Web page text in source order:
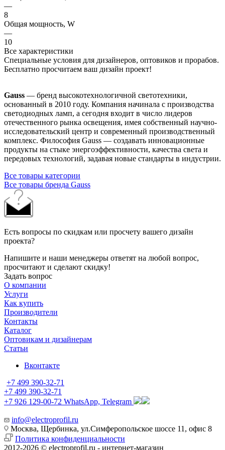
—
8
Общая мощность, W
—
10
Все характеристики
Специальные условия для дизайнеров, оптовиков и прорабов.
Бесплатно просчитаем ваш дизайн проект!
Gauss — бренд высокотехнологичной светотехники,
основанный в 2010 году. Компания начинала с производства
светодиодных ламп, а сегодня входит в число лидеров
отечественного рынка освещения, имея собственный научно-
исследовательский центр и современный производственный
комплекс. Философия Gauss — создавать инновационные
продукты на стыке энергоэффективности, качества света и
передовых технологий, задавая новые стандарты в индустрии.
Все товары категории
Все товары бренда Gauss
Есть вопросы по скидкам или просчету вашего дизайн
проекта?
Напишите и наши менеджеры ответят на любой вопрос,
просчитают и сделают скидку!
Задать вопрос
О компании
Услуги
Как купить
Производители
Контакты
Каталог
Оптовикам и дизайнерам
Статьи
Вконтакте
+7 499 390-32-71
+7 499 390-32-71
+7 926 129-00-72 WhatsApp, Telegram
info@electroprofil.ru
Москва, Щербинка, ул.Симферопольское шоссе 11, офис 8
Политика конфиденциальности
2012-2026 © electroprofil.ru - интернет-магазин